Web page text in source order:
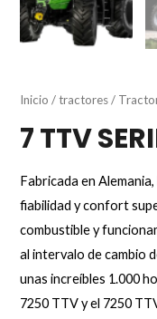
Inicio /tractores/
7 TTV
Fabricada en
fiabilidad y confort
combustible y
al intervalo de cambio
unas increíbles 1.000
7250 TTV y el 7250